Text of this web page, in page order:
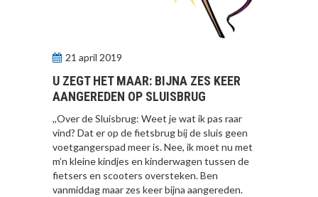
21 april 2019
U ZEGT HET MAAR: BIJNA ZES KEER
AANGEREDEN OP SLUISBRUG
,,Over de Sluisbrug: Weet je wat ik pas raar
vind? Dat er op de fietsbrug bij de sluis geen
voetgangerspad meer is. Nee, ik moet nu met
m’n kleine kindjes en kinderwagen tussen de
fietsers en scooters oversteken. Ben
vanmiddag maar zes keer bijna aangereden.